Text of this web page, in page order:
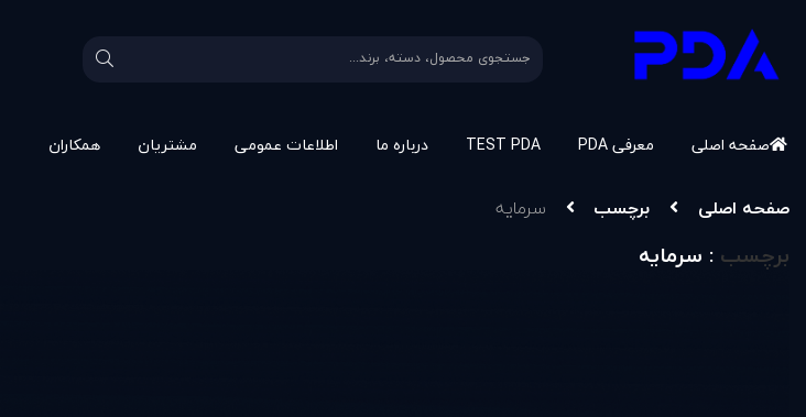
صفحه اصلی معرفی PDA TEST PDA درباره ما اطلاعات عمومی مشتريان همکاران
صفحه اصلی برچسب سرمایه
برچسب : سرمایه